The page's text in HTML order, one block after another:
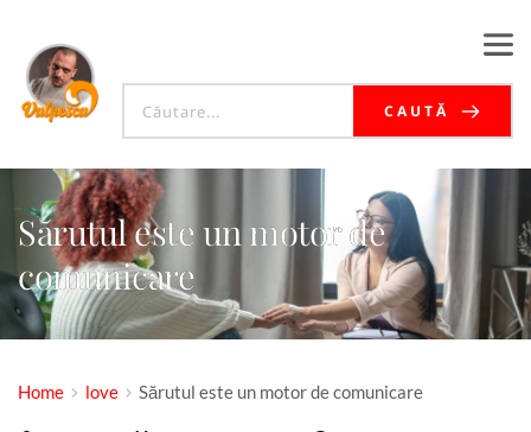
CAUTĂ
Sărutul este un motor de
comunicare
Home love Sărutul este un motor de comunicare